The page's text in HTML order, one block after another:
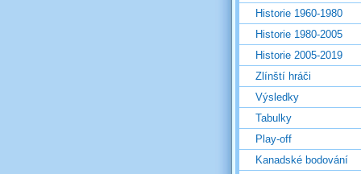
Historie 1960-1980
Historie 1980-2005
Historie 2005-2019
Zlínští hráči
Výsledky
Tabulky
Play-off
Kanadské bodování